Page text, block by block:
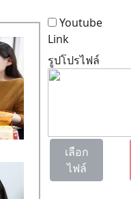
Youtube
Link
รูปโปรไฟล์
เลือก
ไฟล์